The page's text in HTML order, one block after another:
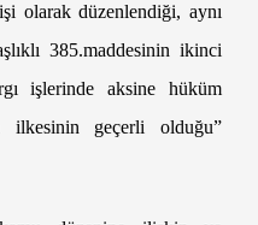
olarak düzenlendiği, aynı
385.maddesinin ikinci
işlerinde aksine hüküm
ilkesinin geçerli olduğu”